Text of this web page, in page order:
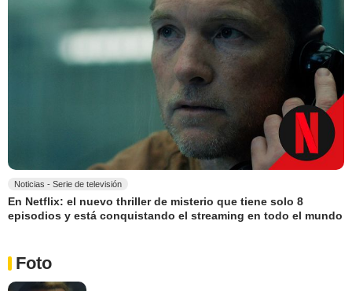
Noticias - Serie de televisión
En Netflix: el nuevo thriller de misterio que tiene solo 8
episodios y está conquistando el streaming en todo el mundo
Foto